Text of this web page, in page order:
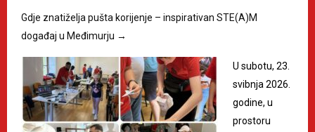
Gdje znatiželja pušta korijenje – inspirativan STE(A)M
događaj u Međimurju →
U subotu, 23.
svibnja 2026.
godine, u
prostoru